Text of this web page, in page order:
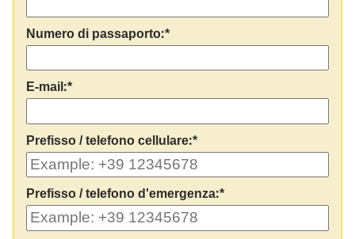
Numero di passaporto:*
E-mail:*
Prefisso / telefono cellulare:*
Prefisso / telefono d'emergenza:*